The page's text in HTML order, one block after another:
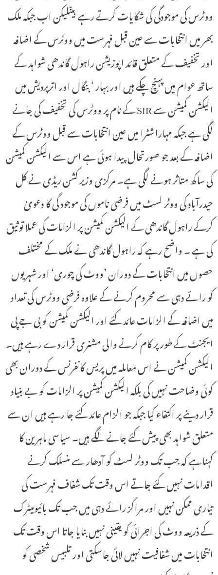
ووٹرس کی موجودگی کی شکایات کرتے رہے ہیںلیکن اب جبکہ ملک
بھر میں انتخابات سے عین قبل فہرست میں ووٹرس کے اضافہ
اور تخفیف کے متعلق قائد اپوزیشن راہول گاندھی شواہد کے
ساتھ عوام میں پہنچ چکے ہیں اور بہار ‘ بنگال اور اترپردیش میں
الیکشن کمیشن سے SIR کے نام پر ووٹرس کی تخفیف کی جانے
لگی ہے جبکہ مہاراشٹرا میں عین انتخابات سے قبل ووٹرس کے
اضافہ کے بعد جو صورتحال پیدا ہوئی ہے اس سے الیکشن کمیشن
کی ساکھ متاثر ہونے لگی ہے۔ مرکزی وزیر کشن ریڈی نے کل
حیدرآباد کی ووٹر لسٹ میں فرضی ناموں کی موجود گی کا دعویٰ
کرکے راہول گاندھی کے الیکشن کمیشن پر الزامات کی عملا توثیق
کی ہے ۔ واضح رہے کہ راہول گاندھی نے ملک کے مختلف
حصوں میں انتخابات کے دوران ’ووٹ کی چوری‘ اور شہریوں
کو رائے دہی سے محروم کرنے کے علاوہ فرضی ووٹرس کی تعداد
میں اضافہ کے الزامات عائد کئے اور الیکشن کمیشن کو بی جے پی
ایجنٹ کے طور پر کام کرنے والی مشنری قرار دے رہے ہیں۔
الیکشن کمیشن نے اس معاملہ میں پریس کانفرنس کے دوران بھی
کوئی وضاحت نہیں کی بلکہ الیکشن کمیشن پر الزامات کو بے بنیاد
قرار دینے پر اکتفاء کیا جبکہ جو الزام عائد کئے جا رہے ہیں ان سے
متعلق شواہد بھی پیش کئے جانے لگے ہیں۔ سیاسی ماہرین کا
کہناہے کہ جب تک ووٹر لسٹ کو آدھار سے منسلک کرنے
اقدامات نہیں کئے جاتے اس وقت تک شفاف فہرست کی
تیاری ممکن نہیں اور مراکز رائے دہی میں جب تک بائیومیٹرک
کے ذریعہ ووٹ کی اجرائی کو یقینی نہیں بنایا جاتا اس وقت تک
انتخابات میں شفافیت نہیں لائی جاسکتی اور تلبیس شخصی کو